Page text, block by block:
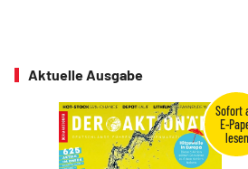
Aktuelle Ausgabe